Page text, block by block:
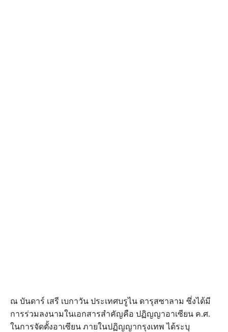
ณ บันดาร์ เสรี เบกาวัน ประเทศบรูไน ดารุสซาลาม ซึ่งได้มี
การร่วมลงนามในเอกสารสำคัญคือ ปฏิญญาอาเซียน ค.ศ.
ในการจัดตั้งอาเซียน ภายในปฏิญญากรุงเทพ ได้ระบุ